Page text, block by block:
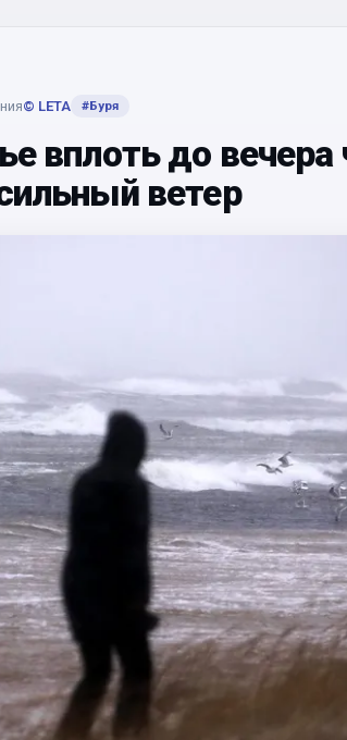
© LETA #Буря
вплоть до вечера
ветер